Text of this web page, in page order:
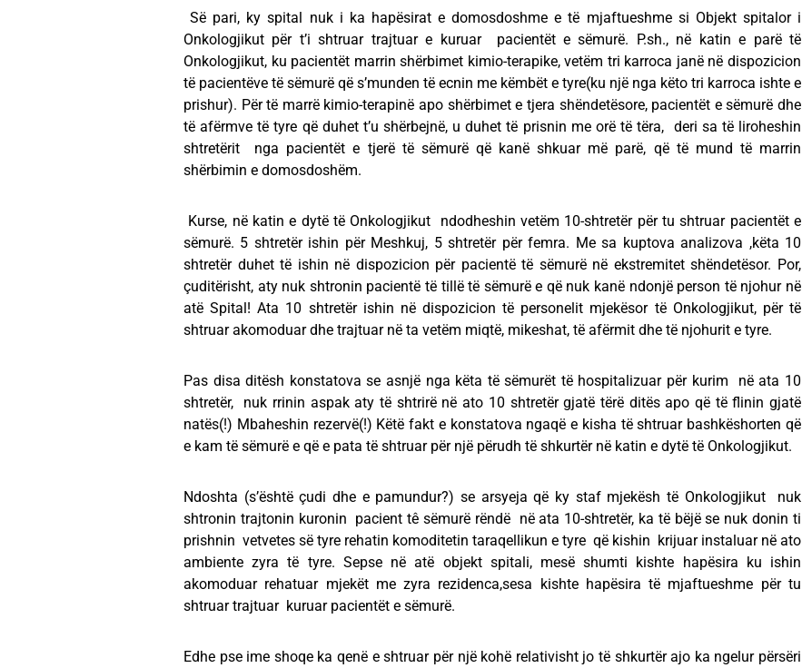
Së pari, ky spital nuk i ka hapësirat e domosdoshme e të mjaftueshme si Objekt spitalor i
Onkologjikut për t’i shtruar trajtuar e kuruar pacientët e sëmurë. P.sh., në katin e parë të
Onkologjikut, ku pacientët marrin shërbimet kimio-terapike, vetëm tri karroca janë në dispozicion
të pacientëve të sëmurë që s’munden të ecnin me këmbët e tyre(ku një nga këto tri karroca ishte e
prishur). Për të marrë kimio-terapinë apo shërbimet e tjera shëndetësore, pacientët e sëmurë dhe
të afërmve të tyre që duhet t’u shërbejnë, u duhet të prisnin me orë të tëra, deri sa të liroheshin
shtretërit nga pacientët e tjerë të sëmurë që kanë shkuar më parë, që të mund të marrin
shërbimin e domosdoshëm.
Kurse, në katin e dytë të Onkologjikut ndodheshin vetëm 10-shtretër për tu shtruar pacientët e
sëmurë. 5 shtretër ishin për Meshkuj, 5 shtretër për femra. Me sa kuptova analizova ,këta 10
shtretër duhet të ishin në dispozicion për pacientë të sëmurë në ekstremitet shëndetësor. Por,
çuditërisht, aty nuk shtronin pacientë të tillë të sëmurë e që nuk kanë ndonjë person të njohur në
atë Spital! Ata 10 shtretër ishin në dispozicion të personelit mjekësor të Onkologjikut, për të
shtruar akomoduar dhe trajtuar në ta vetëm miqtë, mikeshat, të afërmit dhe të njohurit e tyre.
Pas disa ditësh konstatova se asnjë nga këta të sëmurët të hospitalizuar për kurim në ata 10
shtretër, nuk rrinin aspak aty të shtrirë në ato 10 shtretër gjatë tërë ditës apo që të flinin gjatë
natës(!) Mbaheshin rezervë(!) Këtë fakt e konstatova ngaqë e kisha të shtruar bashkëshorten që
e kam të sëmurë e që e pata të shtruar për një përudh të shkurtër në katin e dytë të Onkologjikut.
Ndoshta (s’është çudi dhe e pamundur?) se arsyeja që ky staf mjekësh të Onkologjikut nuk
shtronin trajtonin kuronin pacient tê sëmurë rëndë në ata 10-shtretër, ka të bëjë se nuk donin ti
prishnin vetvetes së tyre rehatin komoditetin taraqellikun e tyre që kishin krijuar instaluar në ato
ambiente zyra të tyre. Sepse në atë objekt spitali, mesë shumti kishte hapësira ku ishin
akomoduar rehatuar mjekët me zyra rezidenca,sesa kishte hapësira të mjaftueshme për tu
shtruar trajtuar kuruar pacientët e sëmurë.
Edhe pse ime shoqe ka qenë e shtruar për një kohë relativisht jo të shkurtër ajo ka ngelur përsëri